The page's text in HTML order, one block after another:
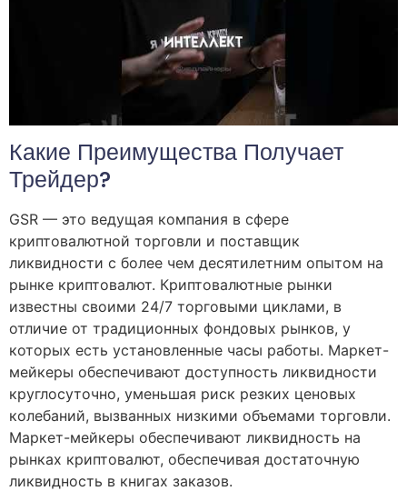
Какие Преимущества Получает
Трейдер?
GSR — это ведущая компания в сфере
криптовалютной торговли и поставщик
ликвидности с более чем десятилетним опытом на
рынке криптовалют. Криптовалютные рынки
известны своими 24/7 торговыми циклами, в
отличие от традиционных фондовых рынков, у
которых есть установленные часы работы. Маркет-
мейкеры обеспечивают доступность ликвидности
круглосуточно, уменьшая риск резких ценовых
колебаний, вызванных низкими объемами торговли.
Маркет-мейкеры обеспечивают ликвидность на
рынках криптовалют, обеспечивая достаточную
ликвидность в книгах заказов.